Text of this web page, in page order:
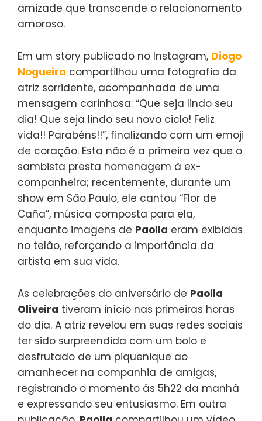
amizade que transcende o relacionamento
amoroso.
Em um story publicado no Instagram, Diogo
Nogueira compartilhou uma fotografia da
atriz sorridente, acompanhada de uma
mensagem carinhosa: “Que seja lindo seu
dia! Que seja lindo seu novo ciclo! Feliz
vida!! Parabéns!!”, finalizando com um emoji
de coração. Esta não é a primeira vez que o
sambista presta homenagem à ex-
companheira; recentemente, durante um
show em São Paulo, ele cantou “Flor de
Caña”, música composta para ela,
enquanto imagens de Paolla eram exibidas
no telão, reforçando a importância da
artista em sua vida.
As celebrações do aniversário de Paolla
Oliveira tiveram início nas primeiras horas
do dia. A atriz revelou em suas redes sociais
ter sido surpreendida com um bolo e
desfrutado de um piquenique ao
amanhecer na companhia de amigas,
registrando o momento às 5h22 da manhã
e expressando seu entusiasmo. Em outra